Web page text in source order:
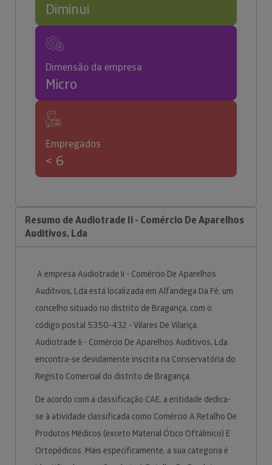
Diminui
Dimensão da empresa
Micro
Empregados
< 6
Resumo de Audiotrade Ii - Comércio De Aparelhos
Auditivos, Lda
A empresa Audiotrade Ii - Comércio De Aparelhos
Auditivos, Lda está localizada em Alfandega Da Fé, um
concelho situado no distrito de Bragança, com o
código postal 5350-432 - Vilares De Vilariça.
Audiotrade Ii - Comércio De Aparelhos Auditivos, Lda
encontra-se devidamente inscrita na Conservatória do
Registo Comercial do distrito de Bragança.
De acordo com a classificação CAE, a entidade dedica-
se à atividade classificada como Comércio A Retalho De
Produtos Médicos (exceto Material Ótico Oftálmico) E
Ortopédicos. Mais especificamente, a sua categoria é